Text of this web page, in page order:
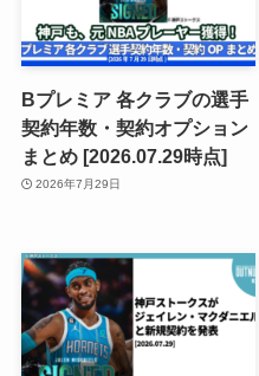
Bプレミア 各クラブの選手
契約年数・契約オプション
まとめ [2026.07.29時点]
2026年7月29日